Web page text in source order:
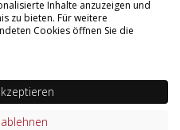
& PARTNER
Inhalte anzuzeigen und
zu bieten. Für weitere
Cookies öffnen Sie die